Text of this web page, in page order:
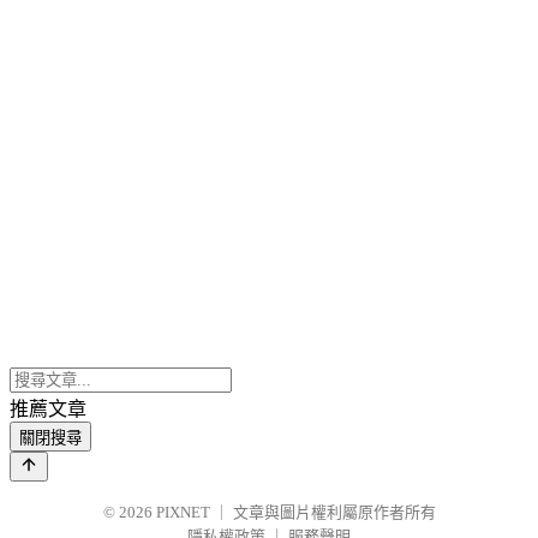
推薦文章
關閉搜尋
© 2026 PIXNET
文章與圖片權利屬原作者所有